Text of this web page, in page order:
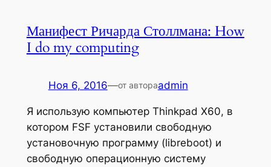
Манифест Ричарда Столлмана: How
I do my computing
Ноя 6, 2016—от автораadmin
Я использую компьютер Thinkpad X60, в
котором FSF установили свободную
установочную программу (libreboot) и
свободную операционную систему